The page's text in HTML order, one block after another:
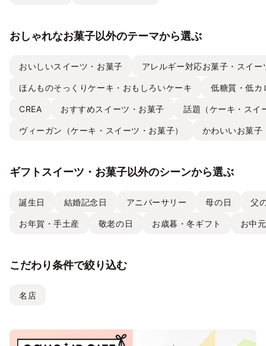
おしゃれなお菓子以外のテーマから選ぶ
おいしいスイーツ・お菓子 アレルギー対応お菓子・スイー
ほんものそっくりケーキ・おもしろいケーキ 低糖質・低カ
CREA おすすめスイーツ・お菓子 話題（ケーキ・スイ
ヴィーガン（ケーキ・スイーツ・お菓子） かわいいお菓子
ギフトスイーツ・お菓子以外のシーンから選ぶ
誕生日 結婚記念日 アニバーサリー 母の日 父
お年賀・手土産 敬老の日 お歳暮・冬ギフト お中
こだわり条件で絞り込む
名店